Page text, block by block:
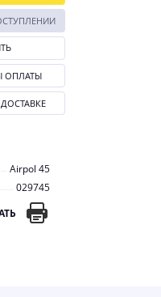
Airpol 45
029745
ОПЛАТЫ